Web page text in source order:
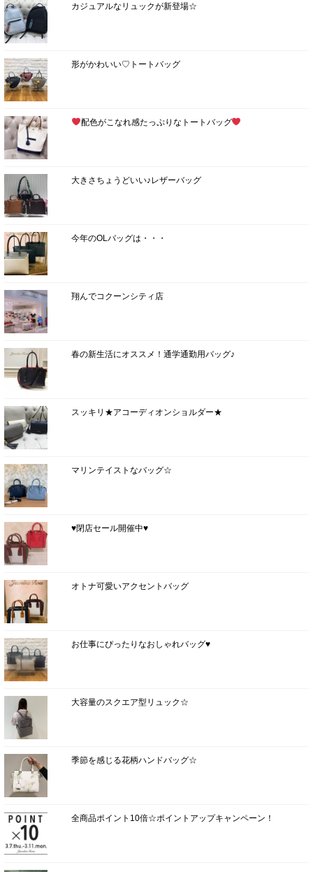
カジュアルなリュックが新登場☆
形がかわいい♡トートバッグ
配色がこなれ感たっぷりなトートバッグ
大きさちょうどいい♪レザーバッグ
今年のOLバッグは・・・
翔んでコクーンシティ店
春の新生活にオススメ！通学通勤用バッグ♪
スッキリ★アコーディオンショルダー★
マリンテイストなバッグ☆
♥閉店セール開催中♥
オトナ可愛いアクセントバッグ
お仕事にぴったりなおしゃれバッグ♥
大容量のスクエア型リュック☆
季節を感じる花柄ハンドバッグ☆
全商品ポイント10倍☆ポイントアップキャンペーン！